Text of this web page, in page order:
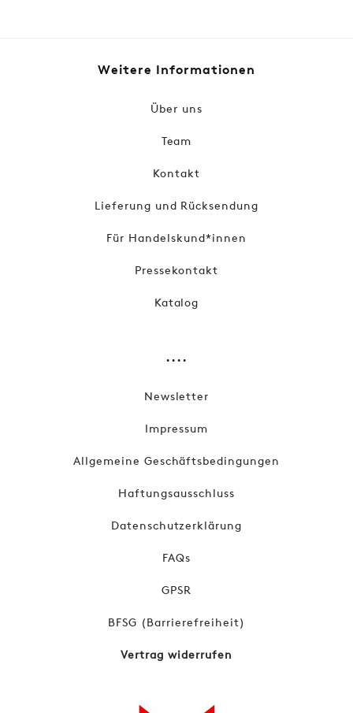
Weitere Informationen
Über uns
Team
Kontakt
Lieferung und Rücksendung
Für Handelskund*innen
Pressekontakt
Katalog
....
Newsletter
Impressum
Allgemeine Geschäftsbedingungen
Haftungsausschluss
Datenschutzerklärung
FAQs
GPSR
BFSG (Barrierefreiheit)
Vertrag widerrufen